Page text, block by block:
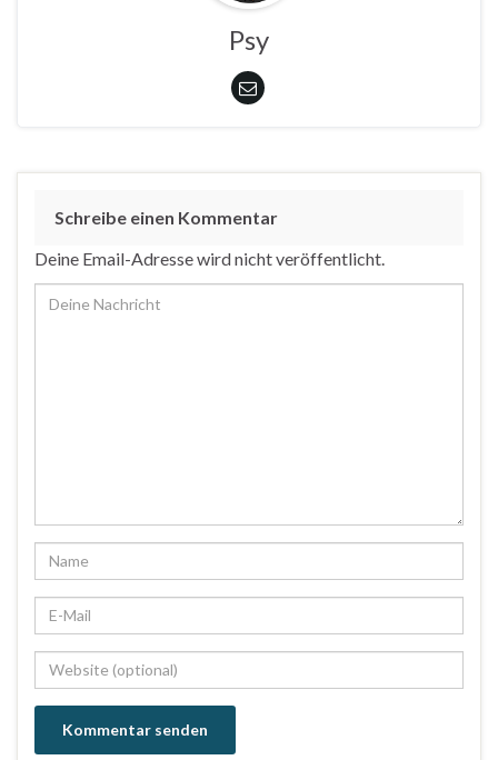
Psy
Schreibe einen Kommentar
Deine Email-Adresse wird nicht veröffentlicht.